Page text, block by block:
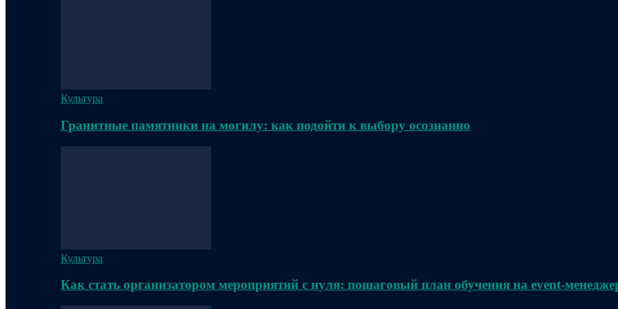
Культура
Гранитные памятники на могилу: как подойти к выбору осознанно
Культура
Как стать организатором мероприятий с нуля: пошаговый план обучения на event-